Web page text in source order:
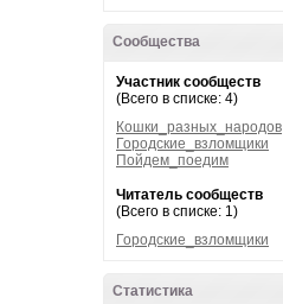
Сообщества
Участник сообществ
(Всего в списке: 4)
Кошки_разных_народов
Городские_взломщики
Пойдем_поедим
Читатель сообществ
(Всего в списке: 1)
Городские_взломщики
Статистика